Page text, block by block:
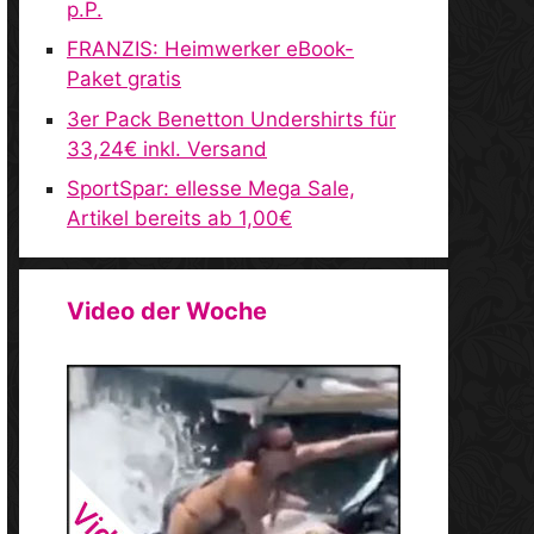
p.P.
FRANZIS: Heimwerker eBook-
Paket gratis
3er Pack Benetton Undershirts für
33,24€ inkl. Versand
SportSpar: ellesse Mega Sale,
Artikel bereits ab 1,00€
Video der Woche